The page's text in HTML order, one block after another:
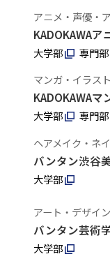
アニメ・声優・
KADOKAWA
大学部 専門部
マンガ・イラス
KADOKAWAマ
大学部 専門部
ヘアメイク・ネ
バンタン渋谷
大学部
アート・デザイ
バンタン芸術
大学部